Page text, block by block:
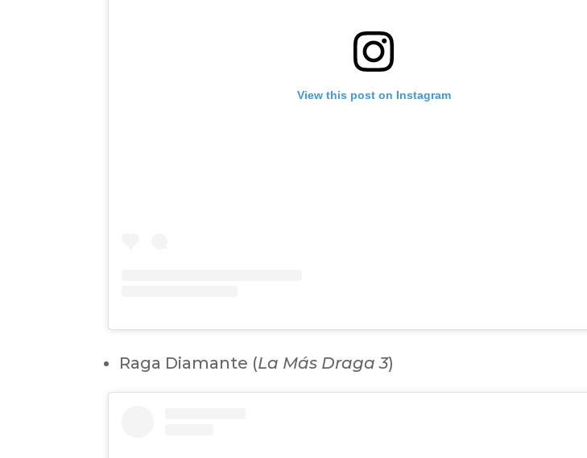
View this post on Instagram
Raga Diamante (La Más Draga 3)